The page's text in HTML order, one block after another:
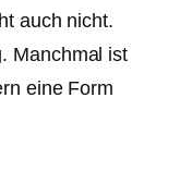
auch nicht.
Manchmal ist
eine Form